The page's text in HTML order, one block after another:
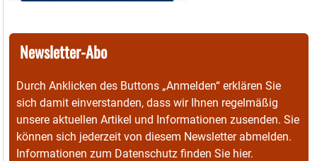
Newsletter-Abo
Durch Anklicken des Buttons „Anmelden“ erklären Sie
sich damit einverstanden, dass wir Ihnen regelmäßig
unsere aktuellen Artikel und Informationen zusenden. Sie
können sich jederzeit von diesem Newsletter abmelden.
Informationen zum Datenschutz finden Sie hier.